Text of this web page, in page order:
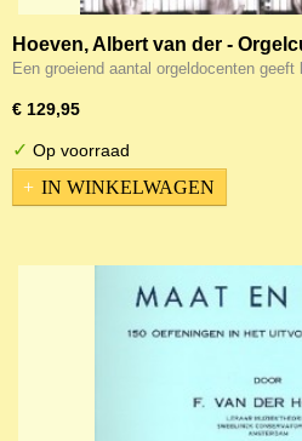
Hoeven, Albert van der -
Een groeiend aantal orgeldocenten
€ 129,95
✓ Op voorraad
IN WINKELWAGEN